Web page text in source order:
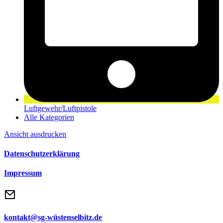
Luftgewehr/Luftpistole
Alle Kategorien
Ansicht ausdrucken
Datenschutzerklärung
Impressum
kontakt@sg-wüstenselbitz.de